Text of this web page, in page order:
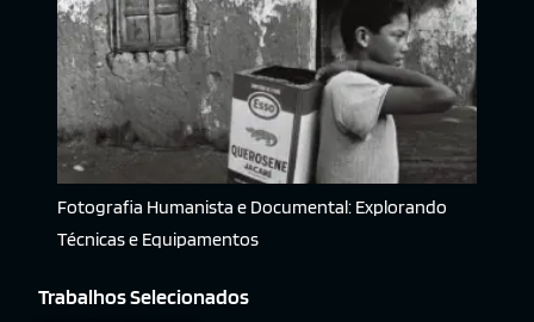
Fotografia Humanista e Documental: Explorando
Técnicas e Equipamentos
Trabalhos Selecionados